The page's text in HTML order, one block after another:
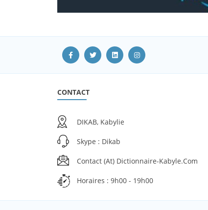
CONTACT
DIKAB, Kabylie
Skype : Dikab
Contact (at) Dictionnaire-Kabyle.com
Horaires : 9h00 - 19h00